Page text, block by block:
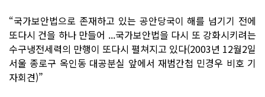
“국가보안법으로 존재하고 있는 공안당국이 해를 넘기기 전에
또다시 건을 하나 만들어 ...국가보안법을 다시 또 강화시키려는
수구냉전세력의 만행이 또다시 펼쳐지고 있다(2003년 12월2일
서울 종로구 옥인동 대공분실 앞에서 재범간첩 민경우 비호 기
자회견)”